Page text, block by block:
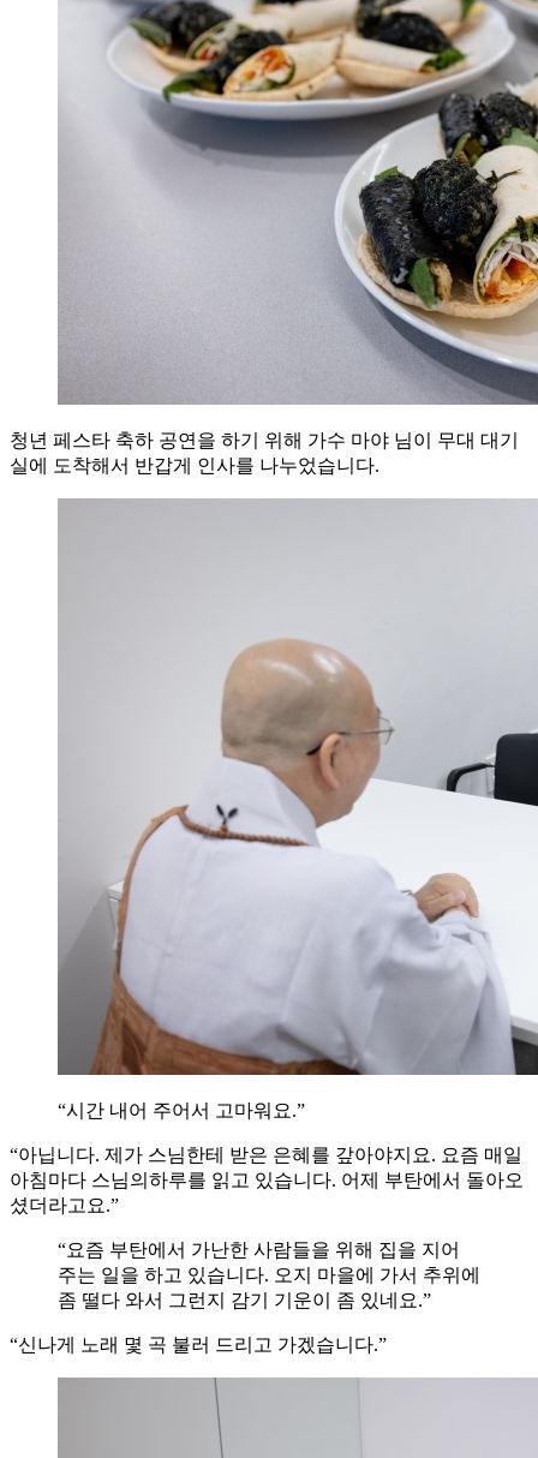
청년 페스타 축하 공연을 하기 위해 가수 마야 님이 무대 대기
실에 도착해서 반갑게 인사를 나누었습니다.
“시간 내어 주어서 고마워요.”
“아닙니다. 제가 스님한테 받은 은혜를 갚아야지요. 요즘 매일
아침마다 스님의하루를 읽고 있습니다. 어제 부탄에서 돌아오
셨더라고요.”
“요즘 부탄에서 가난한 사람들을 위해 집을 지어
주는 일을 하고 있습니다. 오지 마을에 가서 추위에
좀 떨다 와서 그런지 감기 기운이 좀 있네요.”
“신나게 노래 몇 곡 불러 드리고 가겠습니다.”